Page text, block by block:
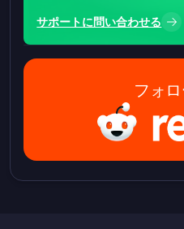
サポートに問い合わせる
フォ